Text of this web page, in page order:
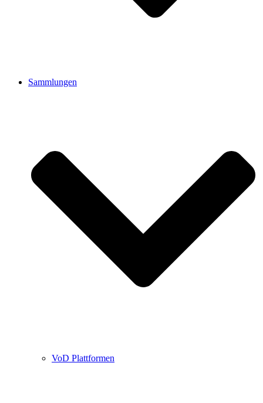
Sammlungen
VoD Plattformen